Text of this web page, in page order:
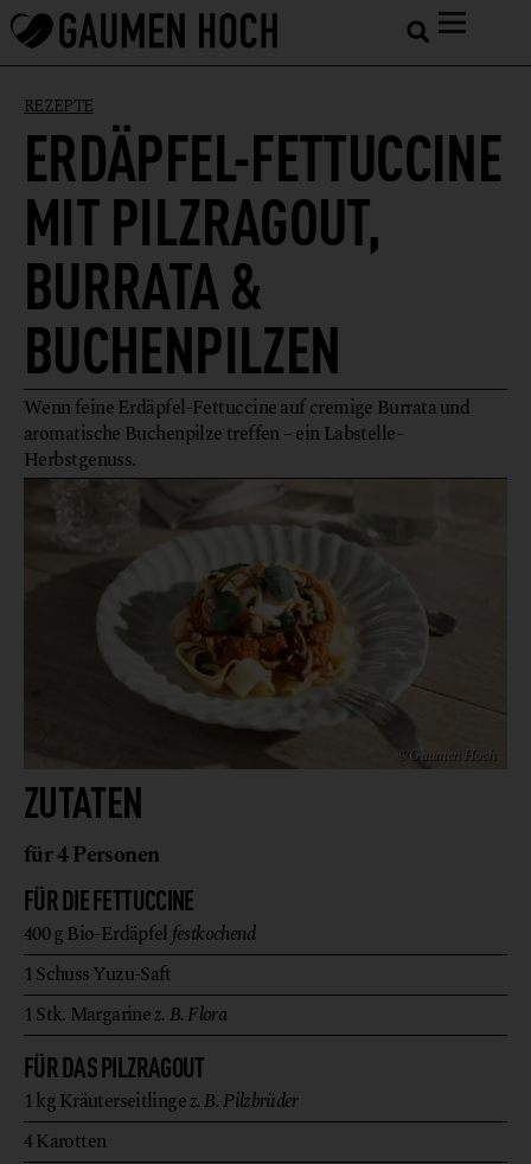
REZEPTE
ERDÄPFEL-FETTUCCINE
MIT PILZRAGOUT,
BURRATA &
BUCHENPILZEN
Wenn feine Erdäpfel-Fettuccine auf cremige Burrata und
aromatische Buchenpilze treffen – ein Labstelle-
Herbstgenuss.
© Gaumen Hoch
ZUTATEN
für 4 Personen
FÜR DIE FETTUCCINE
400g Bio-Erdäpfelfestkochend
1 SchussYuzu-Saft
1 Stk. Margarinez. B. Flora
FÜR DAS PILZRAGOUT
1 kgKräuterseitlingez. B. Pilzbrüder
4Karotten